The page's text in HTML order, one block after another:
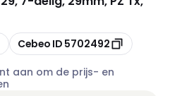
Kopiëren
Cebeo ID 5702492
aan om de prijs- en